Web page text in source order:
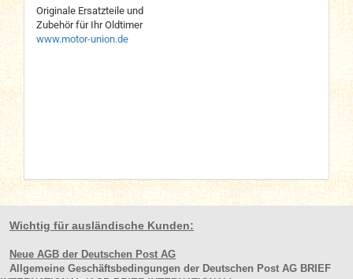
Originale Ersatzteile und
Zubehör für Ihr Oldtimer
www.motor-union.de
Wichtig für ausländische Kunden:
Neue AGB der Deutschen Post AG
Allgemeine Geschäftsbedingungen der Deutschen Post AG BRIEF